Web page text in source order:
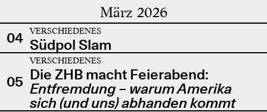
März 2026
04 VERSCHIEDENES
Südpol Slam
05
VERSCHIEDENES
Die ZHB macht Feierabend:
Entfremdung – warum Amerika
sich (und uns) abhanden kommt